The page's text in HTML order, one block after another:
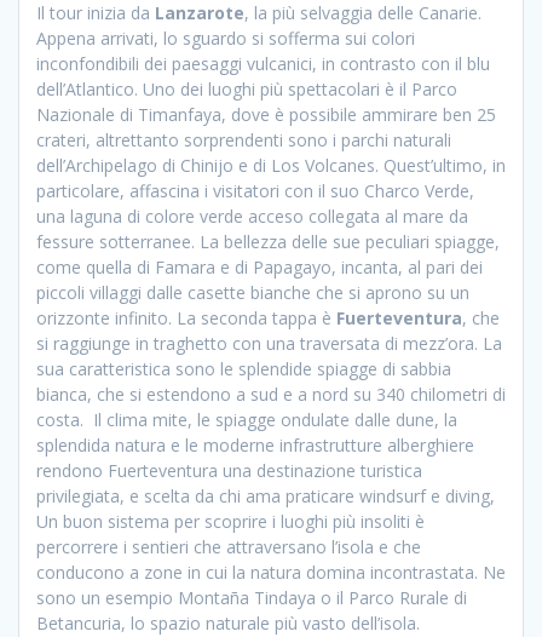
Il tour inizia da Lanzarote, la più selvaggia delle Canarie.
Appena arrivati, lo sguardo si sofferma sui colori
inconfondibili dei paesaggi vulcanici, in contrasto con il blu
dell’Atlantico. Uno dei luoghi più spettacolari è il Parco
Nazionale di Timanfaya, dove è possibile ammirare ben 25
crateri, altrettanto sorprendenti sono i parchi naturali
dell’Archipelago di Chinijo e di Los Volcanes. Quest’ultimo, in
particolare, affascina i visitatori con il suo Charco Verde,
una laguna di colore verde acceso collegata al mare da
fessure sotterranee. La bellezza delle sue peculiari spiagge,
come quella di Famara e di Papagayo, incanta, al pari dei
piccoli villaggi dalle casette bianche che si aprono su un
orizzonte infinito. La seconda tappa è Fuerteventura, che
si raggiunge in traghetto con una traversata di mezz’ora. La
sua caratteristica sono le splendide spiagge di sabbia
bianca, che si estendono a sud e a nord su 340 chilometri di
costa. Il clima mite, le spiagge ondulate dalle dune, la
splendida natura e le moderne infrastrutture alberghiere
rendono Fuerteventura una destinazione turistica
privilegiata, e scelta da chi ama praticare windsurf e diving,
Un buon sistema per scoprire i luoghi più insoliti è
percorrere i sentieri che attraversano l’isola e che
conducono a zone in cui la natura domina incontrastata. Ne
sono un esempio Montaña Tindaya o il Parco Rurale di
Betancuria, lo spazio naturale più vasto dell’isola.